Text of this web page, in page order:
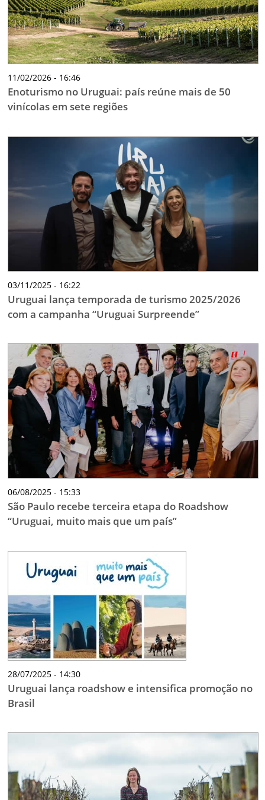
11/02/2026 - 16:46
Enoturismo no Uruguai: país reúne mais de 50
vinícolas em sete regiões
03/11/2025 - 16:22
Uruguai lança temporada de turismo 2025/2026
com a campanha “Uruguai Surpreende”
06/08/2025 - 15:33
São Paulo recebe terceira etapa do Roadshow
“Uruguai, muito mais que um país”
28/07/2025 - 14:30
Uruguai lança roadshow e intensifica promoção no
Brasil